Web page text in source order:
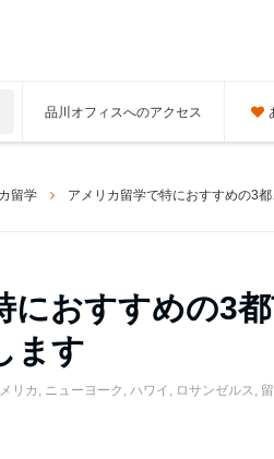
品川オフィスへのアクセス
留学 アメリ
におすすめの3都
ます
リカ , ニューヨーク , ハワイ , ロサンゼルス,